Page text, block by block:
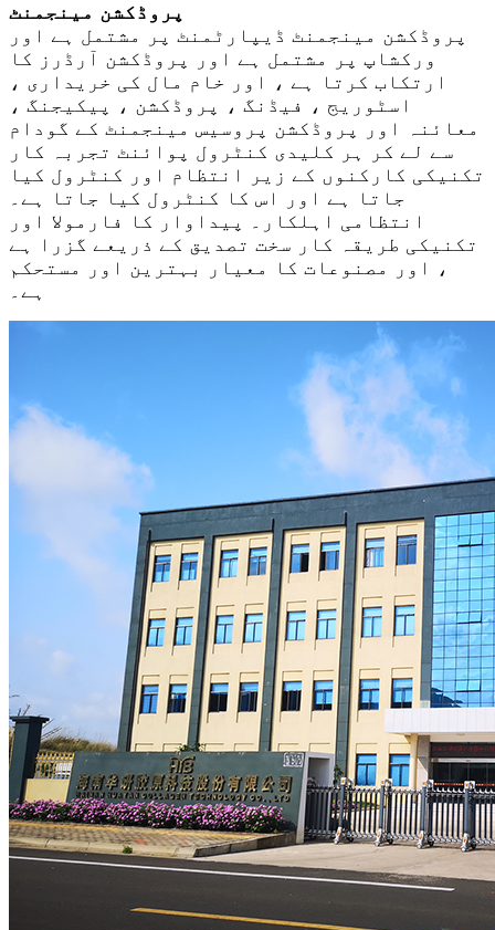
پروڈکشن مینجمنٹ
پروڈکشن مینجمنٹ ڈیپارٹمنٹ پر مشتمل ہے اور
ورکشاپ پر مشتمل ہے اور پروڈکشن آرڈرز کا
ارتکاب کرتا ہے ، اور خام مال کی خریداری ،
اسٹوریج ، فیڈنگ ، پروڈکشن ، پیکیجنگ ،
معائنہ اور پروڈکشن پروسیس مینجمنٹ کے گودام
سے لے کر ہر کلیدی کنٹرول پوائنٹ تجربہ کار
تکنیکی کارکنوں کے زیر انتظام اور کنٹرول کیا
جاتا ہے اور اس کا کنٹرول کیا جاتا ہے۔
انتظامی اہلکار۔ پیداوار کا فارمولا اور
تکنیکی طریقہ کار سخت تصدیق کے ذریعے گزرا ہے
، اور مصنوعات کا معیار بہترین اور مستحکم
ہے۔